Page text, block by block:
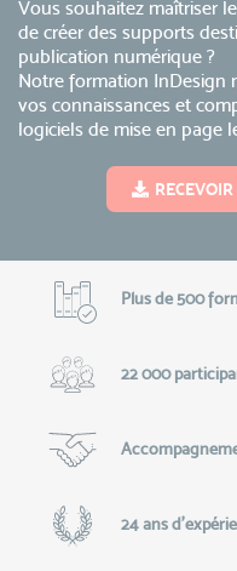
Vous souhaitez maîtriser
de créer des supports
publication numérique ?
Notre formation InDesign
vos connaissances et
logiciels de mise en page
Plus de 500
22 000
24 ans